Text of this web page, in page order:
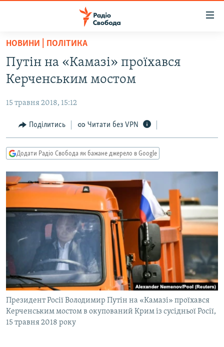
Перейти
основного
матеріалу
Перейти
до
навігації
Перейти
до
ВСЕ ЗА ДОБУ
СТАТТІ
ПОЛІТИКА
ЕКОНОМІКА
КУЛЬТУРА
СПОРТ
СВІТ
ВІЙНА
РОСІЙСЬКА «ФІЛЬТРАЦІЯ»
КРИМ.РЕАЛІЇ
ТИ ЯК?
КИТАЙ.ВИКЛИКИ
МУЛЬТИМЕДІА
СПЕЦПРОЄКТИ
ПОДКАСТИ
КРИМ РЕАЛІЇ
РУС
НОВИНИ | ПОЛІТИКА
Путін на «Камазі» проїхався
Керченським мостом
15 травня 2018, 15:12
Поділитись Читати без VPN
Додати Радіо Свобода як бажане джерело в Google
Президент Росії Володимир Путін на «Камазі» проїхався
Керченським мостом в окупований Крим із сусідньої Росії,
15 травня 2018 року